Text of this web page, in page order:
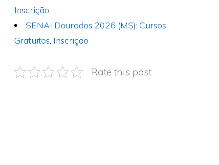
Inscrição
SENAI Dourados 2026 (MS): Cursos
Gratuitos, Inscrição
Rate this post